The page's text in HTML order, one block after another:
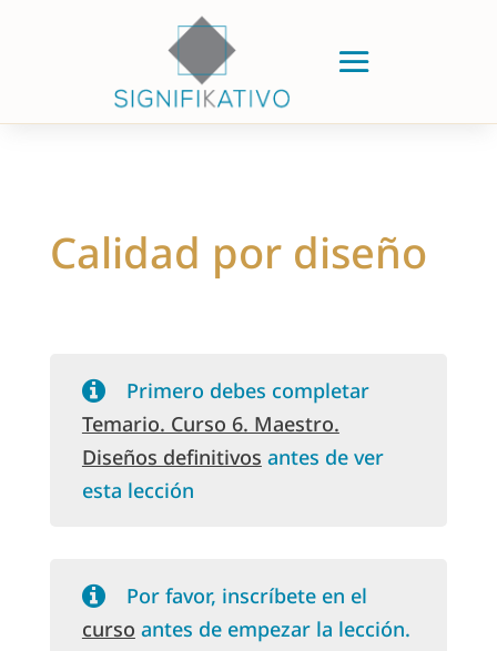
Calidad por diseño
Primero debes completar
Temario. Curso 6. Maestro.
Diseños definitivos antes de ver
esta lección
Por favor, inscríbete en el
curso antes de empezar la lección.